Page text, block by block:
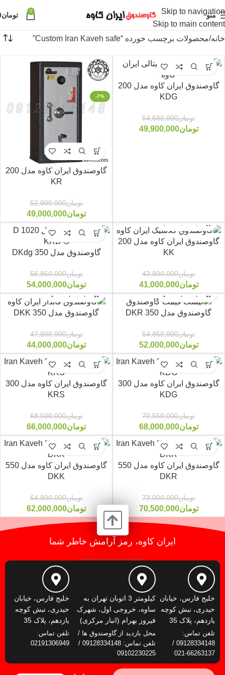
Skip to navigation
Skip to main content
منو 0 تومان
خانه محصولات برچسب خورده “Custom Iran Kaveh safe”
گاوصندوق ایران کاوه مدل 200
KDG
تومان54,680,000
تومان49,900,000
-7%
گاوصندوق ایران کاوه مدل 200
KR
تومان52,800,000
تومان49,000,000
گاوصندوق ایران کاوه مدل 200
KK
تومان43,800,000
تومان41,000,000
گاوصندوق مدل 350 DKdg
تومان56,850,000
تومان54,000,000
گاوصندوق مدل 350 DKR
تومان54,850,000
تومان52,000,000
گاوصندوق مدل 350 DKK
تومان47,800,000
تومان44,000,000
گاوصندوق ایران کاوه مدل 300
KDG
تومان70,550,000
تومان68,000,000
گاوصندوق ایران کاوه مدل 300
KRS
تومان68,500,000
تومان66,000,000
گاوصندوق ایران کاوه مدل 550
DKR
تومان73,000,000
تومان70,500,000
گاوصندوق ایران کاوه مدل 550
DKK
تومان64,800,000
تومان62,000,000
ایران کاوه، رمز آرامش خاطر شما
خلیج فارس، خیابان
حیدری، نبش کوچه
یازدهم، پلاک 35
تلفن تماس:
09128334148 /
66263137-021
کیلومتر 3 اتوبان تهران به
ساوه، خروجی اول، شهرک
فیروز بهرام (انبار مرکزی)
محل بازدید از گاوصندوق ها /
تلفن تماس: 09128334148 /
09102230225
خلیج فارس، خیابان
حیدری، نبش کوچه
یازدهم، پلاک 35
تلفن تماس:
02191306949